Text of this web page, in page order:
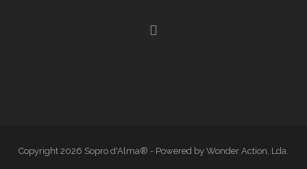
Copyright 2026 Sopro d'Alma® - Powered by Wonder Action, Lda.